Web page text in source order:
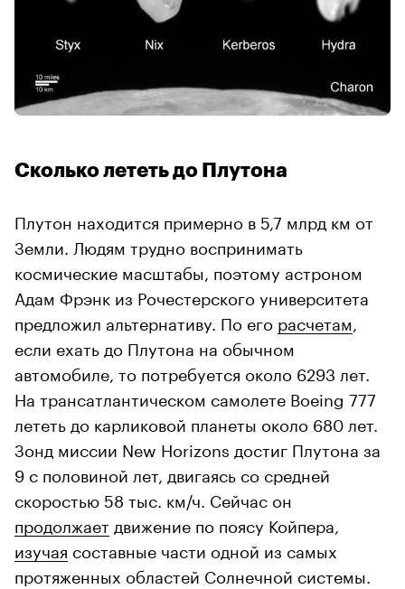
Сколько лететь до Плутона
Плутон находится примерно в 5,7 млрд км от
Земли. Людям трудно воспринимать
космические масштабы, поэтому астроном
Адам Фрэнк из Рочестерского университета
предложил альтернативу. По его расчетам
если ехать до Плутона на обычном
автомобиле, то потребуется около 6293 лет.
На трансатлантическом самолете Boeing 777
лететь до карликовой планеты около 680 лет.
Зонд миссии New Horizons достиг Плутона за
9 с половиной лет, двигаясь со средней
скоростью 58 тыс. км/ч. Сейчас он
продолжает движение по поясу Койпера,
изучая составные части одной из самых
протяженных областей Солнечной системы.